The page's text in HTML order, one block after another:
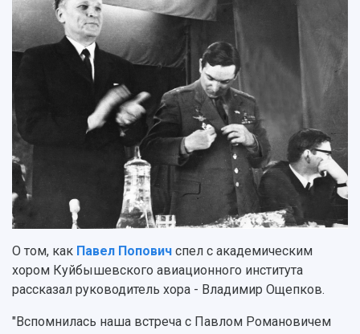
О том, как Павел Попович спел с академическим
хором Куйбышевского авиационного института
рассказал руководитель хора - Владимир Ощепков.
"Вспомнилась наша встреча с Павлом Романовичем